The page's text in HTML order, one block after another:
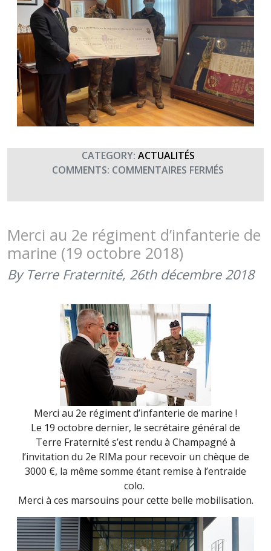
CATEGORY: ACTUALITÉS
COMMENTS: COMMENTAIRES FERMÉS
AUX
DU
2ÈME
(JANVIER
Merci au 2e régiment d’infanterie de
marine (19 octobre 2018)
By Terre Fraternité, 26th décembre 2018
Merci au 2e régiment d’infanterie de marine !
Le 19 octobre dernier, le secrétaire général de
Terre Fraternité s’est rendu à Champagné à
l’invitation du 2e RIMa pour recevoir un chèque de
3000 €, la même somme étant remise à l’entraide
colo.
Merci à ces marsouins pour cette belle mobilisation.